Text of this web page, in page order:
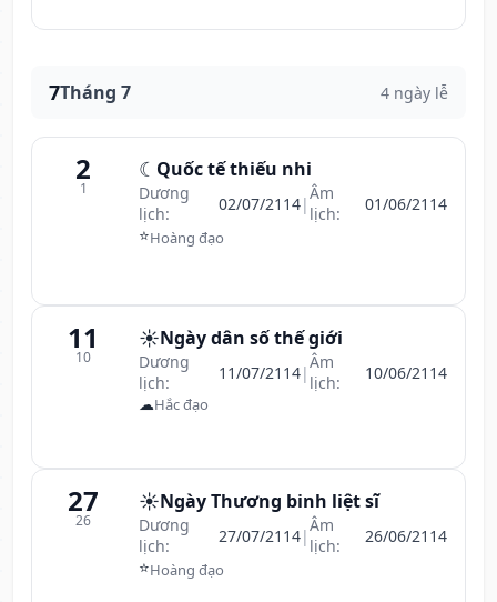
7Tháng 7 4 ngày lễ
2
1
☾ Quốc tế thiếu nhi
Dương
lịch:
02/07/2114|Âm
lịch:
01/06/2114
⭐Hoàng đạo
11
10
☀️Ngày dân số thế giới
Dương
lịch:
11/07/2114|Âm
lịch:
10/06/2114
☁Hắc đạo
27
26
☀️Ngày Thương binh liệt sĩ
Dương
lịch:
27/07/2114|Âm
lịch:
26/06/2114
⭐Hoàng đạo